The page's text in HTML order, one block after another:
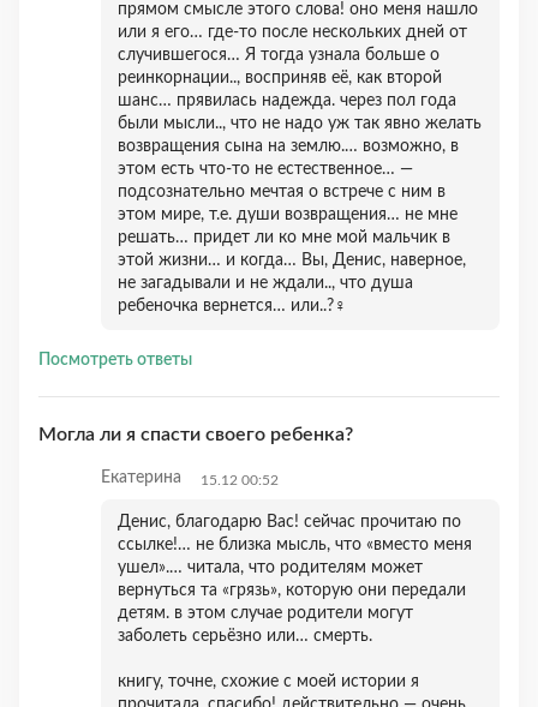
прямом смысле этого слова! оно меня нашло
или я его… где-то после нескольких дней от
случившегося… Я тогда узнала больше о
реинкорнации.., восприняв её, как второй
шанс… прявилась надежда. через пол года
были мысли.., что не надо уж так явно желать
возвращения сына на землю.… возможно, в
этом есть что-то не естественное… —
подсознательно мечтая о встрече с ним в
этом мире, т.е. души возвращения… не мне
решать… придет ли ко мне мой мальчик в
этой жизни… и когда… Вы, Денис, наверное,
не загадывали и не ждали.., что душа
ребеночка вернется… или..?‍♀️
Посмотреть ответы
Могла ли я спасти своего ребенка?
Екатерина 15.12 00:52
Денис, благодарю Вас! сейчас прочитаю по
ссылке!… не близка мысль, что «вместо меня
ушел».… читала, что родителям может
вернуться та «грязь», которую они передали
детям. в этом случае родители могут
заболеть серьёзно или… смерть.
книгу, точне, схожие с моей истории я